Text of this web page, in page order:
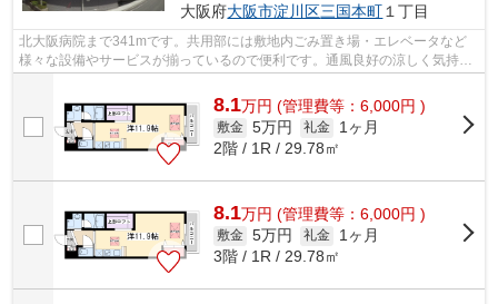
大阪府大阪市淀川区三国本町 １丁目
北大阪病院まで341mです。共用部には敷地内ごみ置き場・エレベータなど
様々な設備やサービスが揃っているので便利です。通風良好の涼しく気持ち
の良い空間をご提供いたします。2駅利用...
8.1万円 (管理費等：6,000円 )
敷金 5万円 礼金
1ヶ月
2階 / 1R / 29.78㎡
8.1万円 (管理費等：6,000円 )
敷金 5万円 礼金
1ヶ月
3階 / 1R / 29.78㎡